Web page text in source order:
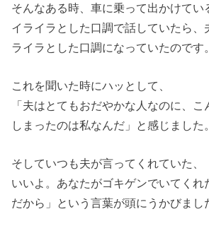
そんなある時、車に乗って出かけてい
イライラとした口調で話していたら、
ライラとした口調になっていたのです。
これを聞いた時にハッとして、
「夫はとてもおだやかな人なのに、
しまったのは私なんだ」と感じました。
そしていつも夫が言ってくれていた、
いいよ。あなたがゴキゲンでいてくれ
だから」という言葉が頭にうかびまし